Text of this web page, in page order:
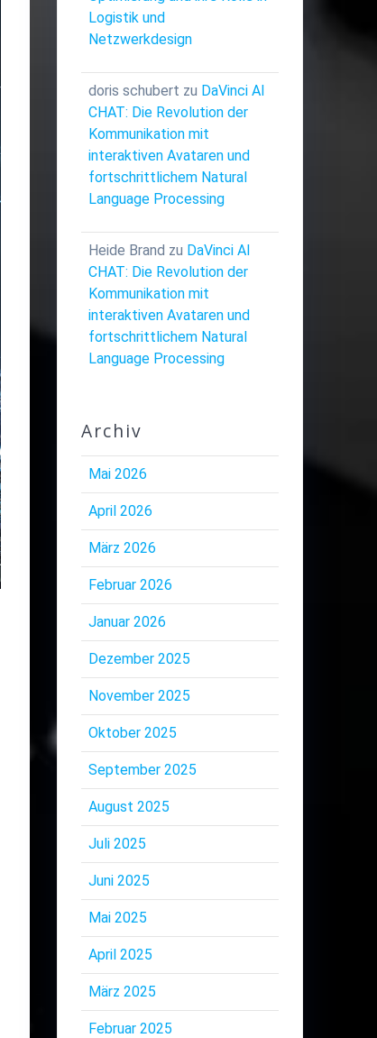
Logistik und
Netzwerkdesign
doris schubert zu DaVinci AI
CHAT: Die Revolution der
Kommunikation mit
interaktiven Avataren und
fortschrittlichem Natural
Language Processing
Heide Brand zu DaVinci AI
CHAT: Die Revolution der
Kommunikation mit
interaktiven Avataren und
fortschrittlichem Natural
Language Processing
Archiv
Mai 2026
April 2026
März 2026
Februar 2026
Januar 2026
Dezember 2025
November 2025
Oktober 2025
September 2025
August 2025
Juli 2025
Juni 2025
Mai 2025
April 2025
März 2025
Februar 2025